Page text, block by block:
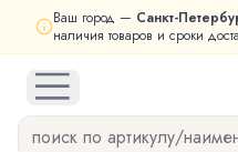
Ваш город — Санкт-
наличия товаров и сроки
open navigation menu